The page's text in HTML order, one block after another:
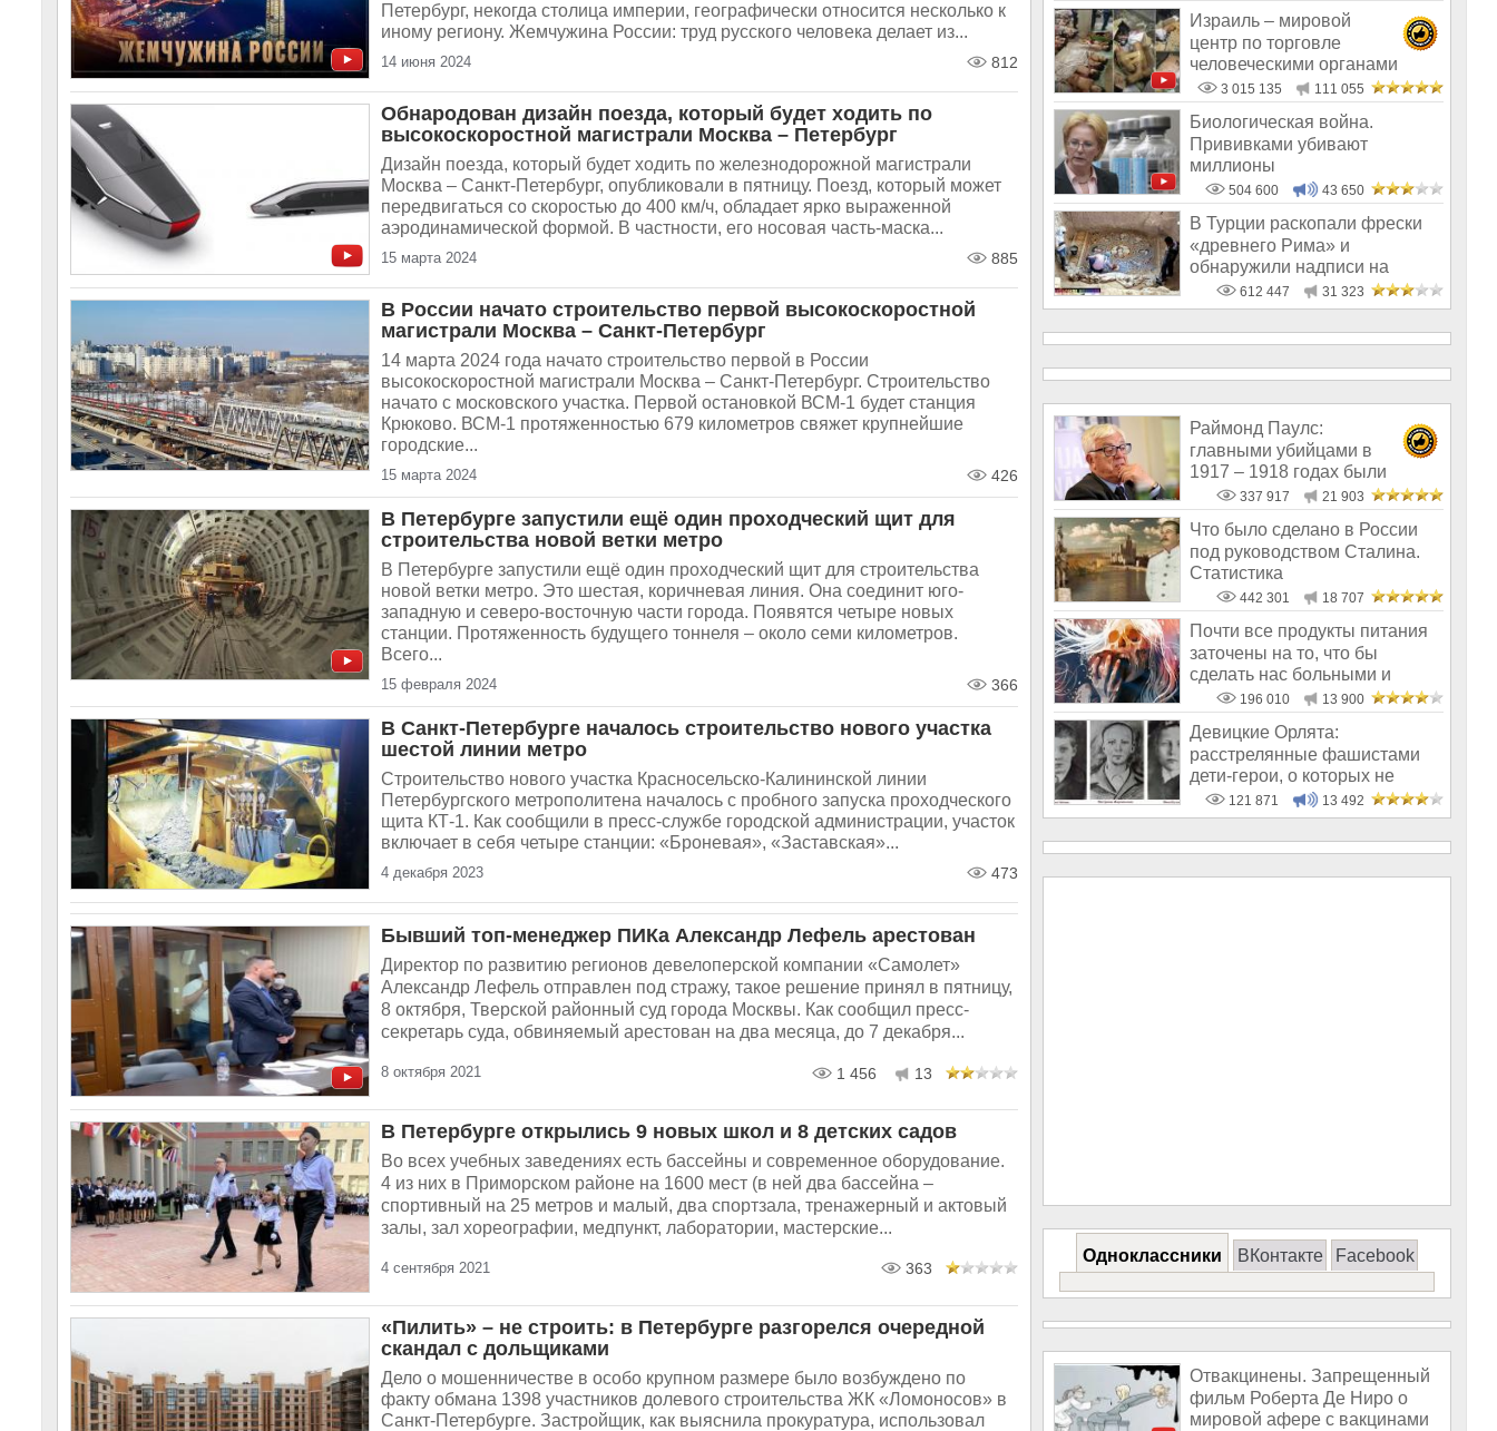
Петербург, некогда столица империи, географически относится несколько к
иному региону. Жемчужина России: труд русского человека делает из...
14 июня 2024 812
Обнародован дизайн поезда, который будет ходить по
высокоскоростной магистрали Москва – Петербург
Дизайн поезда, который будет ходить по железнодорожной магистрали
Москва – Санкт-Петербург, опубликовали в пятницу. Поезд, который может
передвигаться со скоростью до 400 км/ч, обладает ярко выраженной
аэродинамической формой. В частности, его носовая часть-маска...
15 марта 2024 885
В России начато строительство первой высокоскоростной
магистрали Москва – Санкт-Петербург
14 марта 2024 года начато строительство первой в России
высокоскоростной магистрали Москва – Санкт-Петербург. Строительство
начато с московского участка. Первой остановкой ВСМ-1 будет станция
Крюково. ВСМ-1 протяженностью 679 километров свяжет крупнейшие
городские...
15 марта 2024 426
В Петербурге запустили ещё один проходческий щит для
строительства новой ветки метро
В Петербурге запустили ещё один проходческий щит для строительства
новой ветки метро. Это шестая, коричневая линия. Она соединит юго-
западную и северо-восточную части города. Появятся четыре новых
станции. Протяженность будущего тоннеля – около семи километров.
Всего...
15 февраля 2024 366
В Санкт-Петербурге началось строительство нового участка
шестой линии метро
Строительство нового участка Красносельско-Калининской линии
Петербургского метрополитена началось с пробного запуска проходческого
щита КТ-1. Как сообщили в пресс-службе городской администрации, участок
включает в себя четыре станции: «Броневая», «Заставская»...
4 декабря 2023 473
Бывший топ-менеджер ПИКа Александр Лефель арестован
Директор по развитию регионов девелоперской компании «Самолет»
Александр Лефель отправлен под стражу, такое решение принял в пятницу,
8 октября, Тверской районный суд города Москвы. Как сообщил пресс-
секретарь суда, обвиняемый арестован на два месяца, до 7 декабря...
8 октября 2021 1 456 13
В Петербурге открылись 9 новых школ и 8 детских садов
Во всех учебных заведениях есть бассейны и современное оборудование.
4 из них в Приморском районе на 1600 мест (в ней два бассейна –
спортивный на 25 метров и малый, два спортзала, тренажерный и актовый
залы, зал хореографии, медпункт, лаборатории, мастерские...
4 сентября 2021 363
«Пилить» – не строить: в Петербурге разгорелся очередной
скандал с дольщиками
Дело о мошенничестве в особо крупном размере было возбуждено по
факту обмана 1398 участников долевого строительства ЖК «Ломоносов» в
Санкт-Петербурге. Застройщик, как выяснила прокуратура, использовал
Израиль – мировой
центр по торговле
человеческими органами
3 015 135 111 055
Биологическая война.
Прививками убивают
миллионы
504 600 43 650
В Турции раскопали фрески
«древнего Рима» и
обнаружили надписи на
Русском!612 447 31 323
Раймонд Паулс:
главными убийцами в
1917 – 1918 годах были
латыши и евреи, а не русс
337 917 21 903
Что было сделано в России
под руководством Сталина.
Статистика
442 301 18 707
Почти все продукты питания
заточены на то, что бы
сделать нас больными и
бесплодным
196 010 13 900
Девицкие Орлята:
расстрелянные фашистами
дети-герои, о которых не
рассказывают в шк
121 871 13 492
Одноклассники ВКонтакте Facebook
Отвакцинены. Запрещенный
фильм Роберта Де Ниро о
мировой афере с вакцинами